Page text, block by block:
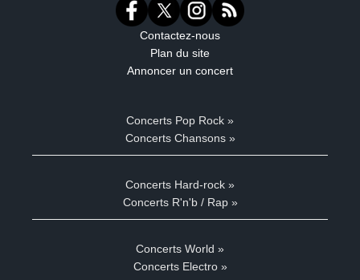
Contactez-nous
Plan du site
Annoncer un concert
Concerts Pop Rock »
Concerts Chansons »
Concerts Hard-rock »
Concerts R'n'b / Rap »
Concerts World »
Concerts Electro »